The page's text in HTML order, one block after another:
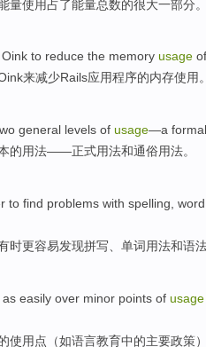
量使用占了能量总数的很大一部分。
Oink to reduce the memory usage of
来减少Rails应用程序的内存使用。
general levels of usage—a formal
的用法——正式用法和通俗用法。
to find problems with spelling word
时更容易发现拼写 单词 用法和语
as easily over minor points of usage
使用 点 （如语言教育中的主要政策）